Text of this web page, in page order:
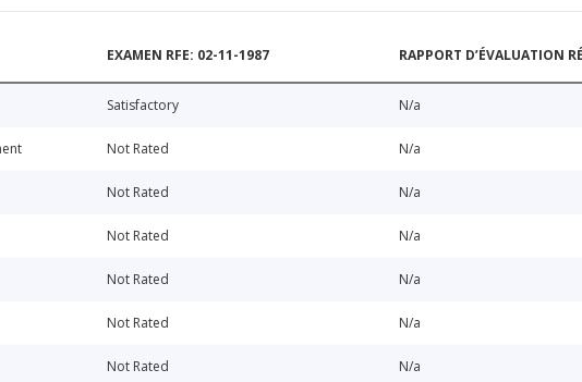
EXAMEN RFE: 02-11-1987 RAPPORT D’ÉVALUATION
Satisfactory N/a
Not Rated N/a
Not Rated N/a
Not Rated N/a
Not Rated N/a
Not Rated N/a
Not Rated N/a